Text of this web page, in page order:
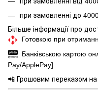
при замовленні до
Більше інформації про
Готовкою при
Банківською картою
Pay/ApplePay]
📲 Грошовим переказом